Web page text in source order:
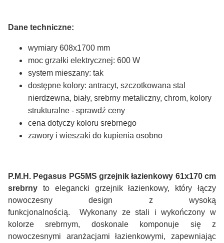
Dane techniczne:
wymiary 608x1700 mm
moc grzałki elektrycznej: 600 W
system mieszany: tak
dostępne kolory: antracyt, szczotkowana stal
nierdzewna, biały, srebrny metaliczny, chrom, kolory
strukturalne - sprawdź ceny
cena dotyczy koloru srebrnego
zawory i wieszaki do kupienia osobno
P.M.H. Pegasus PG5MS grzejnik łazienkowy 61x170 cm
srebrny to elegancki grzejnik łazienkowy, który łączy
nowoczesny design z wysoką
funkcjonalnością. Wykonany ze stali i wykończony w
kolorze srebrnym, doskonale komponuje się z
nowoczesnymi aranżacjami łazienkowymi, zapewniając